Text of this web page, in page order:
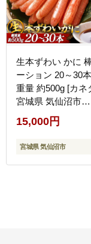
生本ずわい かに
ーション 20～30
重量 約500g [カネ
宮城県 気仙沼市
20564322]
15,000円
宮城県 気仙沼市